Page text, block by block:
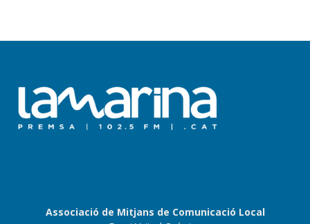
Associació de Mitjans de Comunicació Local